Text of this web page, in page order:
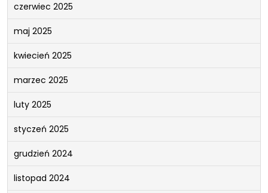
czerwiec 2025
maj 2025
kwiecień 2025
marzec 2025
luty 2025
styczeń 2025
grudzień 2024
listopad 2024